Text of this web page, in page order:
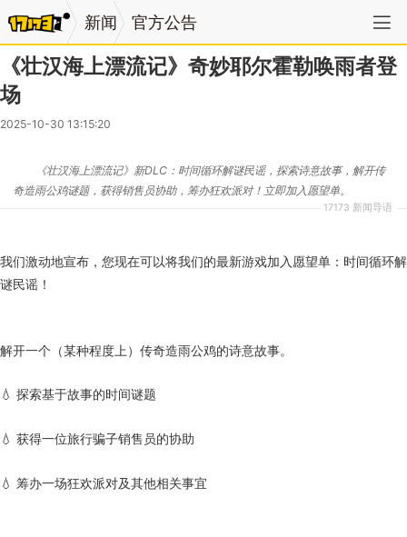
新闻 官方公告
《壮汉海上漂流记》奇妙耶尔霍勒唤雨者登
场
2025-10-30 13:15:20
17173 新闻导语
《壮汉海上漂流记》新DLC：时间循环解谜民谣，探索诗意故事，解开传
奇造雨公鸡谜题，获得销售员协助，筹办狂欢派对！立即加入愿望单。
我们激动地宣布，您现在可以将我们的最新游戏加入愿望单：时间循环解
谜民谣 ！
解开一个（某种程度上）传奇造雨公鸡的诗意故事。
💧 探索基于故事的时间谜题
💧 获得一位旅行骗子销售员的协助
💧 筹办一场狂欢派对及其他相关事宜